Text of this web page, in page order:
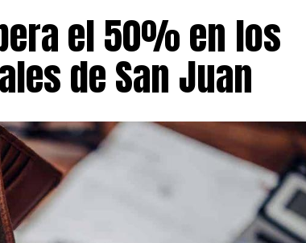
el 50% en los
de San Juan